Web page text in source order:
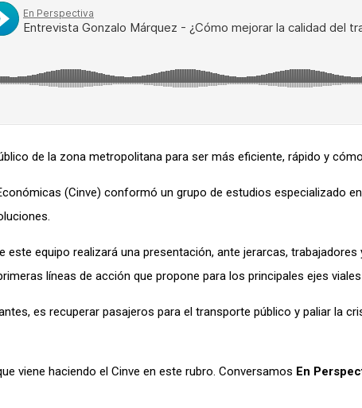
de la zona metropolitana para ser más eficiente, rápido y
(Cinve) conformó un grupo de estudios especializado
este equipo realizará una presentación, ante jerarcas,
líneas de acción que propone para los principales ejes
es recuperar pasajeros para el transporte público y paliar la
viene haciendo el Cinve en este rubro. Conversamos En